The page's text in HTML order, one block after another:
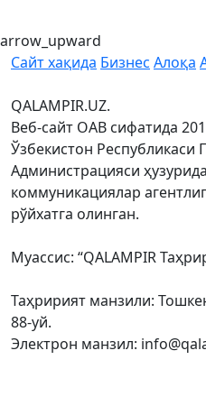
arrow_upward
Сайт хақида Бизнес Алоқа
QALAMPIR.UZ.
Веб-сайт ОАВ сифатида
Ўзбекистон Республикаси
Администрацияси
коммуникациялар
рўйхатга олинган.
Муассис: “QALAMPIR
Таҳририят манзили:
88-уй.
Электрон манзил: